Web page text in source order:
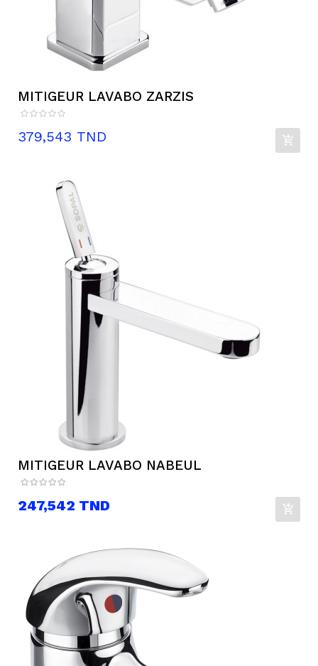
MITIGEUR LAVABO ZARZIS
Prix
379,543 TND
MITIGEUR LAVABO NABEUL
Prix
247,542 TND